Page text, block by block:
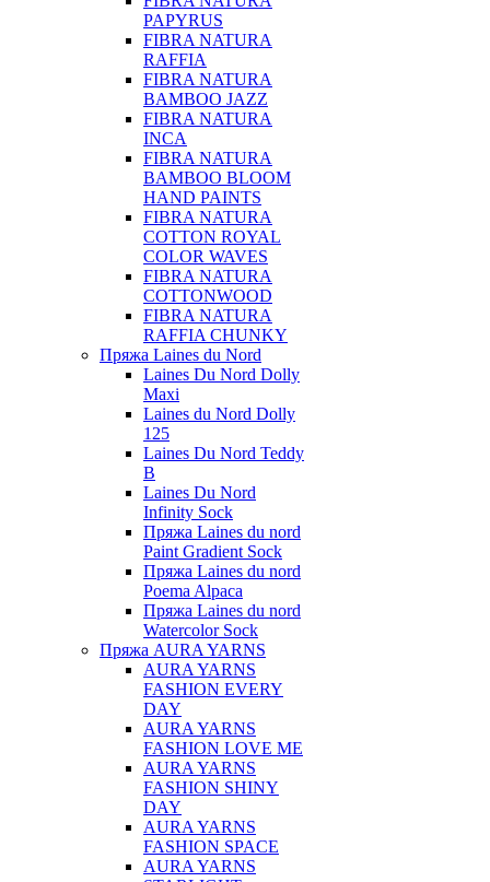
PAPYRUS
FIBRA NATURA
RAFFIA
FIBRA NATURA
BAMBOO JAZZ
FIBRA NATURA
INCA
FIBRA NATURA
BAMBOO BLOOM
HAND PAINTS
FIBRA NATURA
COTTON ROYAL
COLOR WAVES
FIBRA NATURA
COTTONWOOD
FIBRA NATURA
RAFFIA CHUNKY
Пряжа Laines du Nord
Laines Du Nord Dolly
Maxi
Laines du Nord Dolly
125
Laines Du Nord Teddy
B
Laines Du Nord
Infinity Sock
Пряжа Laines du nord
Paint Gradient Sock
Пряжа Laines du nord
Poema Alpaca
Пряжа Laines du nord
Watercolor Sock
Пряжа AURA YARNS
AURA YARNS
FASHION EVERY
DAY
AURA YARNS
FASHION LOVE ME
AURA YARNS
FASHION SHINY
DAY
AURA YARNS
FASHION SPACE
AURA YARNS